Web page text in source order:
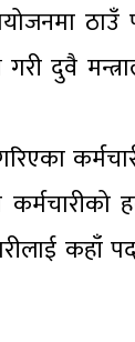
दुवै